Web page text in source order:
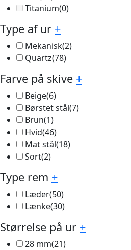
Titanium(0)
Type af ur +
Mekanisk(2)
Quartz(78)
Farve på skive +
Beige(6)
Børstet stål(7)
Brun(1)
Hvid(46)
Mat stål(18)
Sort(2)
Type rem +
Læder(50)
Lænke(30)
Størrelse på ur +
28 mm(21)